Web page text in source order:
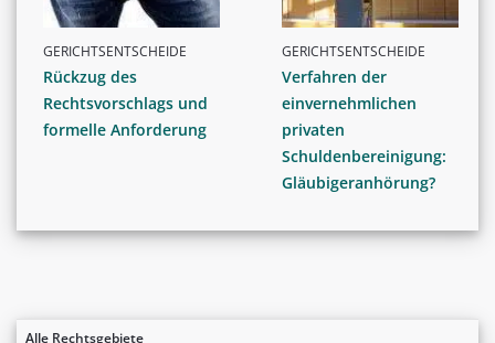
Alle Rechtsgebiete
GERICHTSENTSCHEIDE
Rückzug des
Rechtsvorschlags und
formelle Anforderung
GERICHTSENTSCHEIDE
Verfahren der
einvernehmlichen
privaten
Schuldenbereinigung:
Gläubigeranhörung?